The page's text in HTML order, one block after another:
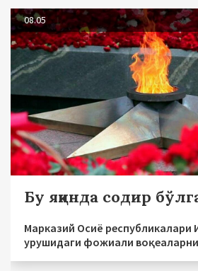
08.05
Бу яқинда содир
Марказий Осиё республикалари
урушидаги фожиали